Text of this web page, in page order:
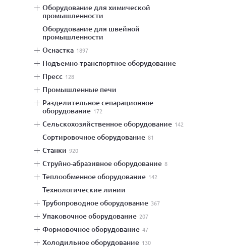
оборудование для химической
промышленности
оборудование для швейной
промышленности
оснастка 1897
подъемно-транспортное оборудование
пресс 128
промышленные печи
разделительное сепарационное
оборудование 172
сельскохозяйственное оборудование 142
сортировочное оборудование 81
станки 920
струйно-абразивное оборудование 8
теплообменное оборудование 142
технологические линии
трубопроводное оборудование 367
упаковочное оборудование 207
формовочное оборудование 47
холодильное оборудование 130